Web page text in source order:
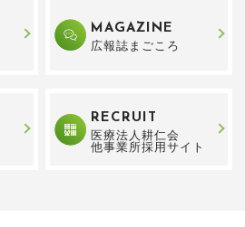
MAGAZINE
広報誌まごころ
RECRUIT
医療法人耕仁会
他事業所採用サイト